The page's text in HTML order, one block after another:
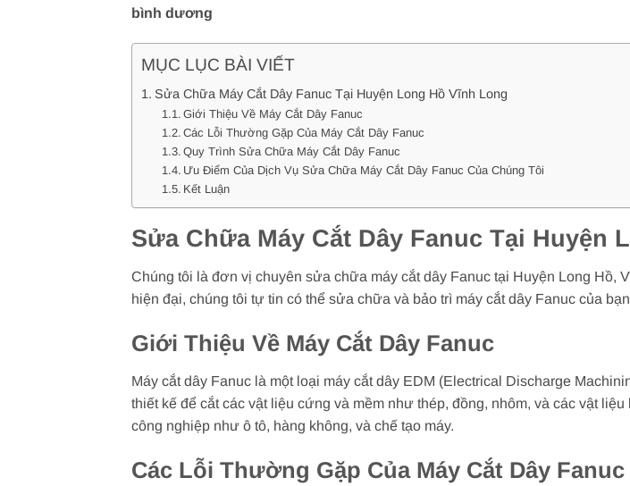
bình dương
MỤC LỤC BÀI VIẾT
Sửa Chữa Máy Cắt Dây Fanuc Tại Huyện Long Hồ Vĩnh Long
Giới Thiệu Về Máy Cắt Dây Fanuc
Các Lỗi Thường Gặp Của Máy Cắt Dây Fanuc
Quy Trình Sửa Chữa Máy Cắt Dây Fanuc
Ưu Điểm Của Dịch Vụ Sửa Chữa Máy Cắt Dây Fanuc Của Chúng Tôi
Kết Luận
Sửa Chữa Máy Cắt Dây Fanuc Tại Huyện
Chúng tôi là đơn vị chuyên sửa chữa máy cắt dây Fanuc tại Huyện Long Hồ,
hiện đại, chúng tôi tự tin có thể sửa chữa và bảo trì máy cắt dây Fanuc của
Giới Thiệu Về Máy Cắt Dây Fanuc
Máy cắt dây Fanuc là một loại máy cắt dây EDM (Electrical Discharge
thiết kế để cắt các vật liệu cứng và mềm như thép, đồng, nhôm, và các vật
công nghiệp như ô tô, hàng không, và chế tạo máy.
Các Lỗi Thường Gặp Của Máy Cắt Dây Fanuc